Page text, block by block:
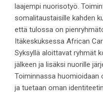
laajempi nuorisotyö.
somalitaustaisille kahden
että tulossa on
Itäkeskuksessa African
Syksyllä aloittavat ryhmät
jälkeen ja lisäksi nuorille
Toiminnassa
ja tuetaan oman